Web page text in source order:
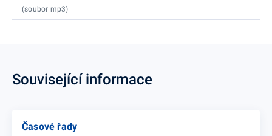
(soubor mp3)
Související informace
Časové řady